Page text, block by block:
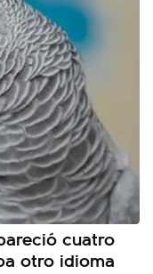
cuatro
otro idioma